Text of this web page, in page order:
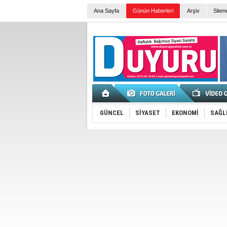
Ana Sayfa Günün Haberleri Arşiv
GÜNCEL SİYASET EKONOMİ